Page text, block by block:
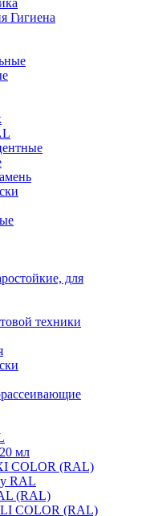
Гигиена
для
техники
мл
COLOR (RAL)
RAL
(RAL)
COLOR (RAL)